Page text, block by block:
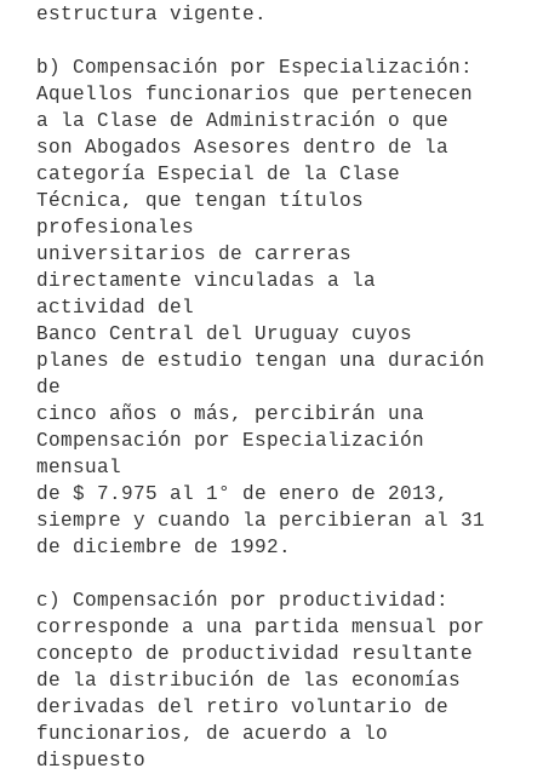
estructura vigente.
b) Compensación por Especialización:
Aquellos funcionarios que pertenecen
a la Clase de Administración o que
son Abogados Asesores dentro de la
categoría Especial de la Clase
Técnica, que tengan títulos
profesionales
universitarios de carreras
directamente vinculadas a la
actividad del
Banco Central del Uruguay cuyos
planes de estudio tengan una duración
de
cinco años o más, percibirán una
Compensación por Especialización
mensual
de $ 7.975 al 1° de enero de 2013,
siempre y cuando la percibieran al 31
de diciembre de 1992.
c) Compensación por productividad:
corresponde a una partida mensual por
concepto de productividad resultante
de la distribución de las economías
derivadas del retiro voluntario de
funcionarios, de acuerdo a lo
dispuesto